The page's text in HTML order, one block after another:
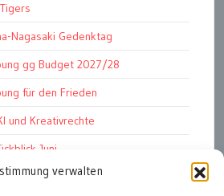
verwalten
Nagasaki Gedenktag
gg Budget 2027/28
für den Frieden
und Kreativrechte
Juni
letztlich ankommt